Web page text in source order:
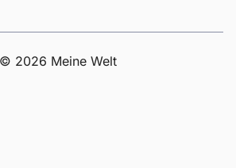
© 2026 Meine Welt